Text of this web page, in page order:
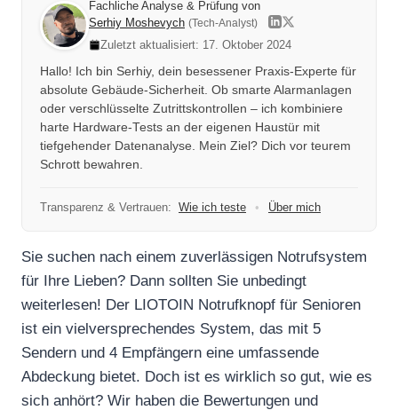
Fachliche Analyse & Prüfung von
Serhiy Moshevych (Tech-Analyst)
Zuletzt aktualisiert: 17. Oktober 2024
Hallo! Ich bin Serhiy, dein besessener Praxis-Experte für
absolute Gebäude-Sicherheit. Ob smarte Alarmanlagen
oder verschlüsselte Zutrittskontrollen – ich kombiniere
harte Hardware-Tests an der eigenen Haustür mit
tiefgehender Datenanalyse. Mein Ziel? Dich vor teurem
Schrott bewahren.
Transparenz & Vertrauen: Wie ich teste • Über mich
Sie suchen nach einem zuverlässigen Notrufsystem
für Ihre Lieben? Dann sollten Sie unbedingt
weiterlesen! Der LIOTOIN Notrufknopf für Senioren
ist ein vielversprechendes System, das mit 5
Sendern und 4 Empfängern eine umfassende
Abdeckung bietet. Doch ist es wirklich so gut, wie es
sich anhört? Wir haben die Bewertungen und